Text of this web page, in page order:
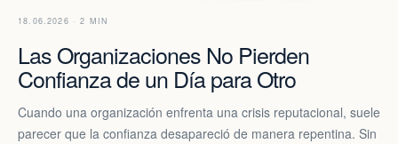
18.06.2026 · 2 MIN
Las Organizaciones No Pierden
Confianza de un Día para Otro
Cuando una organización enfrenta una crisis reputacional, suele
parecer que la confianza desapareció de manera repentina. Sin